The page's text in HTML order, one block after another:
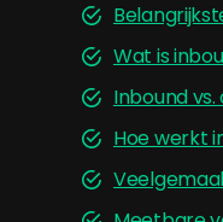
Wat is
Inbound
Hoe werkt